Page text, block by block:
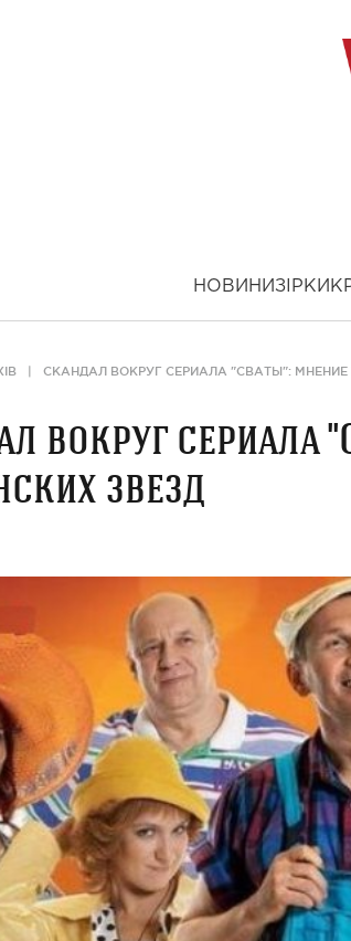
НОВИНИ ЗІРКИ
СКАНДАЛ ВОКРУГ СЕРИАЛА "СВАТЫ": МНЕНИЕ
вокруг сериала
звезд